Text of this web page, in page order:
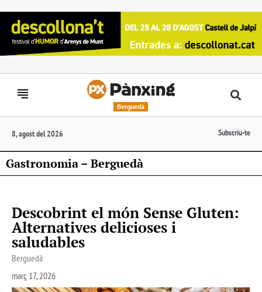
Berguedà
8, agost del 2026 Subscriu-te
Gastronomia – Berguedà
Descobrint el món Sense Gluten:
Alternatives delicioses i
saludables
Berguedà
març 17, 2026